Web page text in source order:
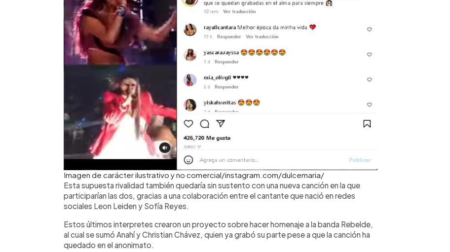
Imagen de carácter ilustrativo y no comercial/instagram.com/dulcemaria/
Esta supuesta rivalidad también quedaría sin sustento con una nueva canción en la que
participarían las dos, gracias a una colaboración entre el cantante que nació en redes
sociales Leon Leiden y Sofía Reyes.
Estos últimos interpretes crearon un proyecto sobre hacer homenaje a la banda Rebelde,
al cual se sumó Anahí y Christian Chávez, quien ya grabó su parte pese a que la canción ha
quedado en el anonimato.